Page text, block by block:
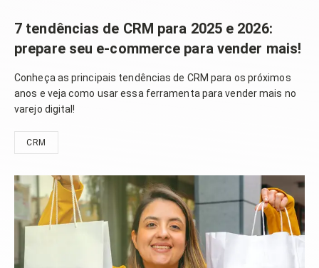
7 tendências de CRM para 2025 e 2026:
prepare seu e-commerce para vender mais!
Conheça as principais tendências de CRM para os próximos
anos e veja como usar essa ferramenta para vender mais no
varejo digital!
CRM